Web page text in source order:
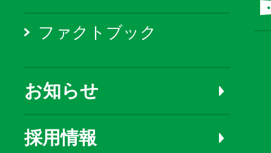
ファクトブック
お知らせ
採用情報